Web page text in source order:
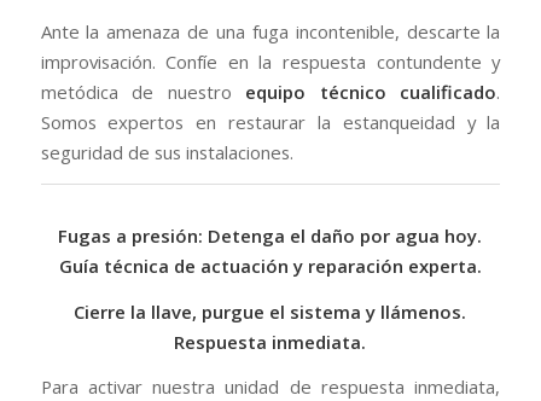
Ante la amenaza de una fuga incontenible, descarte la
improvisación. Confíe en la respuesta contundente y
metódica de nuestro equipo técnico cualificado.
Somos expertos en restaurar la estanqueidad y la
seguridad de sus instalaciones.
Fugas a presión: Detenga el daño por agua hoy.
Guía técnica de actuación y reparación experta.
Cierre la llave, purgue el sistema y llámenos.
Respuesta inmediata.
Para activar nuestra unidad de respuesta inmediata,